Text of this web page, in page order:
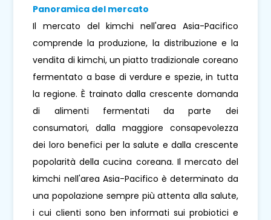
Panoramica del mercato
Il mercato del kimchi nell'area Asia-Pacifico
comprende la produzione, la distribuzione e la
vendita di kimchi, un piatto tradizionale coreano
fermentato a base di verdure e spezie, in tutta
la regione. È trainato dalla crescente domanda
di alimenti fermentati da parte dei
consumatori, dalla maggiore consapevolezza
dei loro benefici per la salute e dalla crescente
popolarità della cucina coreana. Il mercato del
kimchi nell'area Asia-Pacifico è determinato da
una popolazione sempre più attenta alla salute,
i cui clienti sono ben informati sui probiotici e